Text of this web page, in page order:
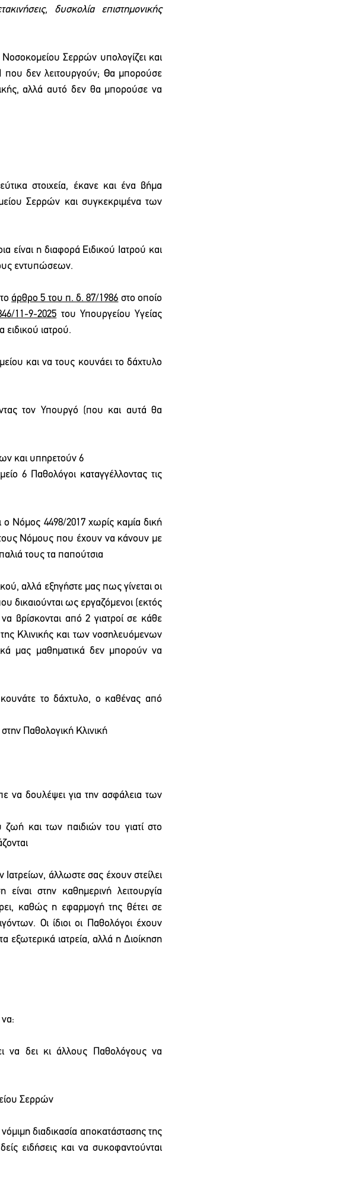
δυσκολία επιστημονικής
Σερρών υπολογίζει και
που δεν λειτουργούν; Θα μπορούσε
αλλά αυτό δεν θα μπορούσε να
στοιχεία, έκανε και ένα βήμα
Σερρών και συγκεκριμένα των
η διαφορά Ειδικού Ιατρού και
εντυπώσεων.
άρθρο 5 του π. δ. 87/1986 στο οποίο
11-9-2025 του Υπουργείου Υγείας
ειδικού ιατρού.
και να τους κουνάει το δάχτυλο
τον Υπουργό (που και αυτά θα
και υπηρετούν 6
6 Παθολόγοι καταγγέλλοντας τις
ο Νόμος 4498/2017 χωρίς καμία δική
Νόμους που έχουν να κάνουν με
τους τα παπούτσια
αλλά εξηγήστε μας πως γίνεται οι
δικαιούνται ως εργαζόμενοι (εκτός
βρίσκονται από 2 γιατροί σε κάθε
Κλινικής και των νοσηλευόμενων
μας μαθηματικά δεν μπορούν να
το δάχτυλο, ο καθένας από
στην Παθολογική Κλινική
να δουλέψει για την ασφάλεια των
ζωή και των παιδιών του γιατί στο
άλλωστε σας έχουν στείλει
στην καθημερινή λειτουργία
καθώς η εφαρμογή της θέτει σε
Οι ίδιοι οι Παθολόγοι έχουν
ιατρεία, αλλά η Διοίκηση
να δει κι άλλους Παθολόγους να
Σερρών
διαδικασία αποκατάστασης της
ειδήσεις και να συκοφαντούνται